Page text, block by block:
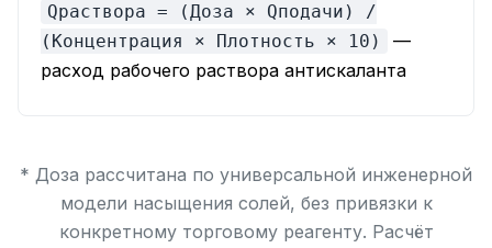
Qраствора = (Доза × Qподачи) /
(Концентрация × Плотность × 10)
—
расход рабочего раствора антискаланта
* Доза рассчитана по универсальной инженерной
модели насыщения солей, без привязки к
конкретному торговому реагенту. Расчёт